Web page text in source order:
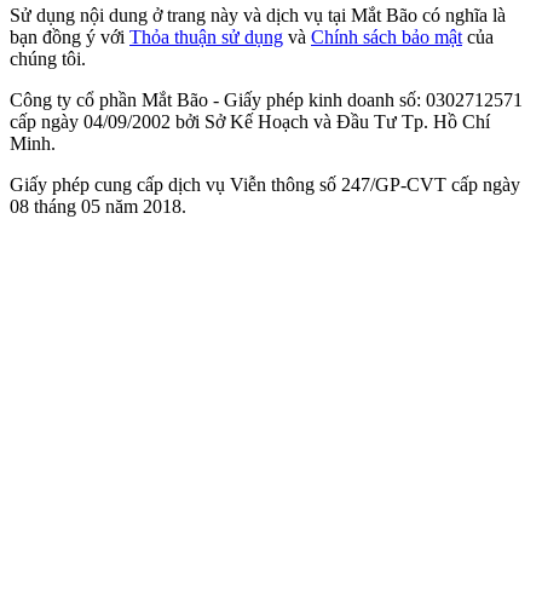
Sử dụng nội dung ở trang này và dịch vụ tại Mắt Bão có nghĩa là
bạn đồng ý với Thỏa thuận sử dụng và Chính sách bảo mật của
chúng tôi.
Công ty cổ phần Mắt Bão - Giấy phép kinh doanh số: 0302712571
cấp ngày 04/09/2002 bởi Sở Kế Hoạch và Đầu Tư Tp. Hồ Chí
Minh.
Giấy phép cung cấp dịch vụ Viễn thông số 247/GP-CVT cấp ngày
08 tháng 05 năm 2018.